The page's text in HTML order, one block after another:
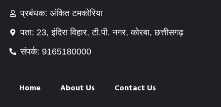
प्रबंधक: अंकित टमकोरिया
पता: 23, इंदिरा विहार, टी.पी. नगर, कोरबा, छत्तीसगढ़
संपर्क: 9165180000
Home About Us
Contact Us